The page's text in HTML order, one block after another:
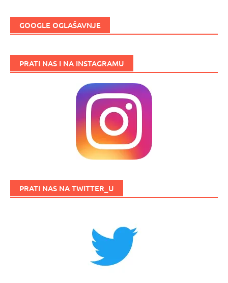
GOOGLE OGLAŠAVNJE
PRATI NAS I NA INSTAGRAMU
PRATI NAS NA TWITTER_U